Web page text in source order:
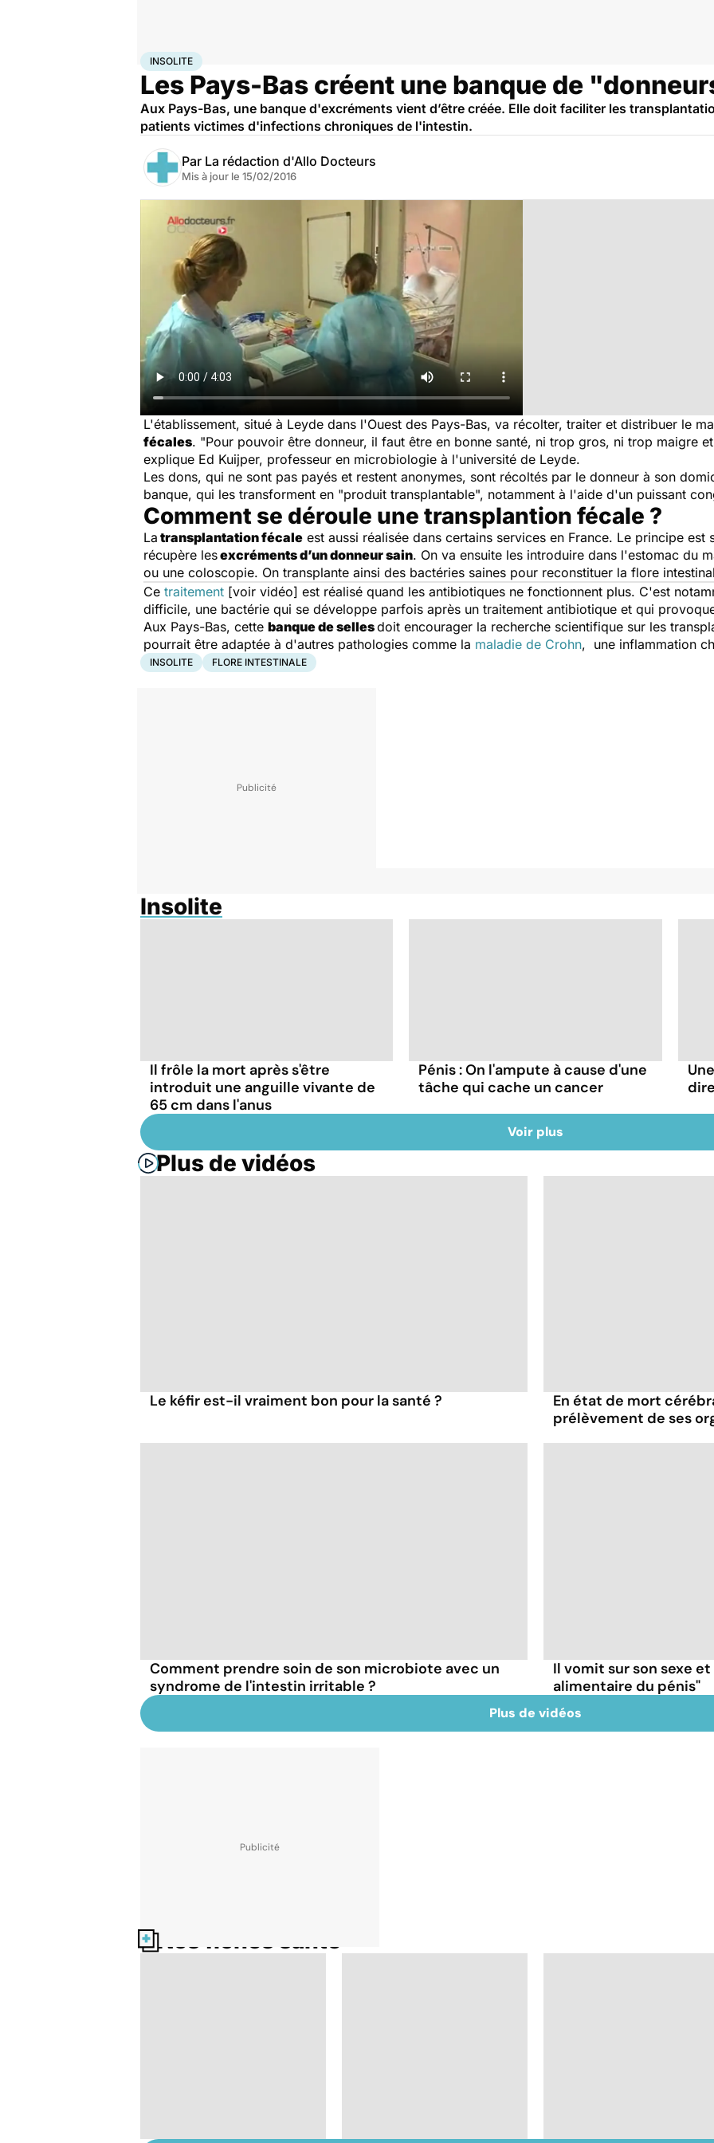
AccueilSantéInsolite
INSOLITE
Les Pays-Bas créent une banque de
Aux Pays-Bas, une banque d'excréments vient d’être créée. Elle doit faciliter les
patients victimes d'infections chroniques de l'intestin.
Par La rédaction d'Allo Docteurs
Mis à jour le 15/02/2016
L'établissement, situé à Leyde dans l'Ouest des Pays-Bas, va récolter, traiter et distribuer le
fécales. "Pour pouvoir être donneur, il faut être en bonne santé, ni trop gros, ni trop maigre
explique Ed Kuijper, professeur en microbiologie à l'université de Leyde.
Les dons, qui ne sont pas payés et restent anonymes, sont récoltés par le donneur à son
banque, qui les transforment en "produit transplantable", notamment à l'aide d'un puissant
Comment se déroule une transplantion fécale ?
La transplantation fécale est aussi réalisée dans certains services en France. Le principe est
récupère lesexcréments d’un donneur sain. On va ensuite les introduire dans l'estomac du
ou une coloscopie. On transplante ainsi des bactéries saines pour reconstituer la flore
Ce traitement [voir vidéo] est réalisé quand les antibiotiques ne fonctionnent plus. C'est
difficile, une bactérie qui se développe parfois après un traitement antibiotique et qui
Aux Pays-Bas, cette banque de sellesdoit encourager la recherche scientifique sur les
pourrait être adaptée à d'autres pathologies comme la maladie de Crohn, une inflammation
INSOLITE FLORE INTESTINALE
Insolite
Il frôle la mort après s'être
introduit une anguille vivante de
65 cm dans l'anus
Pénis : On l'ampute à cause d'une
tâche qui cache un cancer
Voir plus
Plus de vidéos
Le kéfir est-il vraiment bon pour la santé ?
En état de mort
prélèvement de ses
Comment prendre soin de son microbiote avec un
syndrome de l'intestin irritable ?
Il vomit sur son sexe
alimentaire du pénis"
Plus de vidéos
Nos fiches santé